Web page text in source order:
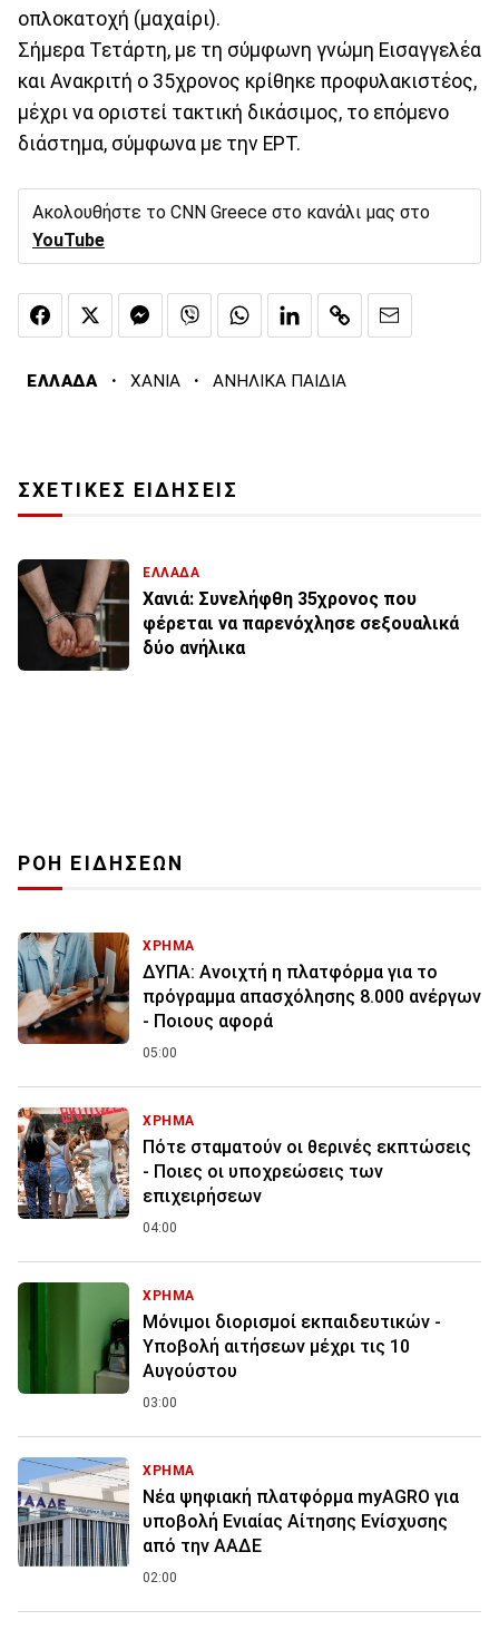
οπλοκατοχή (μαχαίρι).
Σήμερα Τετάρτη, με τη σύμφωνη γνώμη Εισαγγελέα
και Ανακριτή ο 35χρονος κρίθηκε προφυλακιστέος,
μέχρι να οριστεί τακτική δικάσιμος, το επόμενο
διάστημα, σύμφωνα με την ΕΡΤ.
Ακολουθήστε το CNN Greece στο κανάλι μας στο
YouTube
ΕΛΛΑΔΑ · ΧΑΝΙΑ · ΑΝΗΛΙΚΑ ΠΑΙΔΙΑ
ΣΧΕΤΙΚΕΣ ΕΙΔΗΣΕΙΣ
ΕΛΛΑΔΑ
Χανιά: Συνελήφθη 35χρονος που
φέρεται να παρενόχλησε σεξουαλικά
δύο ανήλικα
ΡΟΗ ΕΙΔΗΣΕΩΝ
ΧΡΗΜΑ
ΔΥΠΑ: Ανοιχτή η πλατφόρμα για το
πρόγραμμα απασχόλησης 8.000 ανέργων
- Ποιους αφορά
05:00
ΧΡΗΜΑ
Πότε σταματούν οι θερινές εκπτώσεις
- Ποιες οι υποχρεώσεις των
επιχειρήσεων
04:00
ΧΡΗΜΑ
Μόνιμοι διορισμοί εκπαιδευτικών -
Υποβολή αιτήσεων μέχρι τις 10
Αυγούστου
03:00
ΧΡΗΜΑ
Νέα ψηφιακή πλατφόρμα myAGRO για
υποβολή Ενιαίας Αίτησης Ενίσχυσης
από την ΑΑΔΕ
02:00